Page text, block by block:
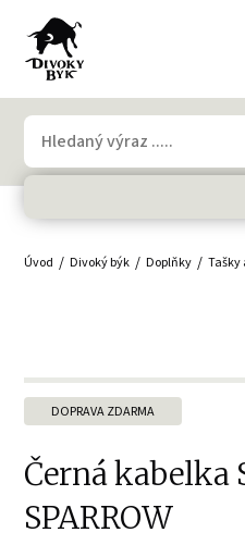
Úvod Divoký býk Doplňky Tašky
DOPRAVA ZDARMA
Černá kabelka
SPARROW